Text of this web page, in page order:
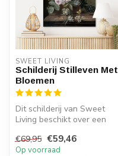
SWEET LIVING
Schilderij Stilleven Met
Bloemen
Dit schilderij van Sweet
Living beschikt over een
schi...
€69,95 €59,46
Op voorraad